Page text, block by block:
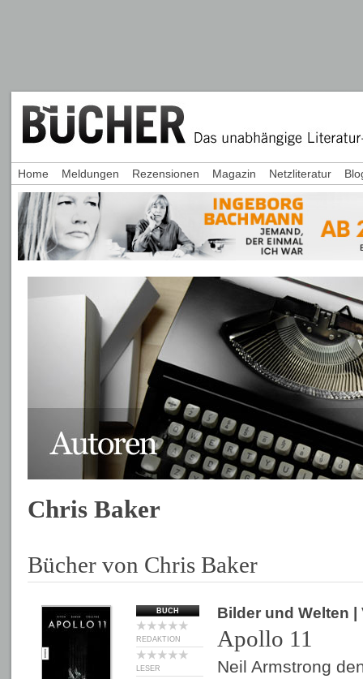
Chris Baker
Bücher von Chris Baker
BUCH
REDAKTION
LESER
Bilder und Welten
Apollo 11
Neil Armstrong
Home Meldungen Rezensionen Magazin Netzliteratur